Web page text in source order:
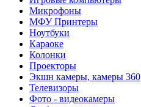
Микрофоны
МФУ Принтеры
Ноутбуки
Караоке
Колонки
Проекторы
Экшн камеры, камеры 360
Телевизоры
Фото - видеокамеры